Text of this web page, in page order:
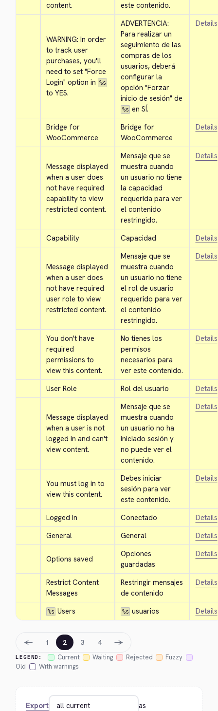
content.
este contenido.
WARNING: In order
to track user
purchases, you'll
need to set "Force
Login" option in %s
to YES.
ADVERTENCIA:
Para realizar un
seguimiento de las
compras de los
usuarios, deberá
configurar la
opción "Forzar
%s en SÍ.
Details
Bridge for
WooCommerce
Bridge for
WooCommerce
Details
Message displayed
when a user does
not have required
capability to view
restricted content.
Mensaje que se
muestra cuando
un usuario no tiene
la capacidad
requerida para ver
el contenido
restringido.
Details
Capability Capacidad Details
Message displayed
when a user does
not have required
user role to view
restricted content.
Mensaje que se
muestra cuando
un usuario no tiene
el rol de usuario
requerido para ver
el contenido
restringido.
Details
You don't have
required
permissions to
view this content.
No tienes los
permisos
necesarios para
ver este contenido.
Details
User Role Rol del usuario Details
Message displayed
when a user is not
logged in and can't
view content.
Mensaje que se
muestra cuando
un usuario no ha
iniciado sesión y
no puede ver el
contenido.
Details
You must log in to
view this content.
Debes iniciar
sesión para ver
este contenido.
Details
Logged In Conectado
Details
General
General Details
Options saved
Opciones
guardadas
Details
Restrict Content
Messages
Restringir mensajes
de contenido
Details
%s Users %s usuarios Details
LEGEND: Current Waiting Rejected
Fuzzy
Old
With warnings
← 1 2 3 4 →
Export as